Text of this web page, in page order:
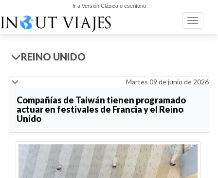
Ir a Versión Clásica o escritorio
Toggle
REINO UNIDO
Martes 09 de junio de 2026
Compañías de Taiwán tienen programado
actuar en festivales de Francia y el Reino
Unido